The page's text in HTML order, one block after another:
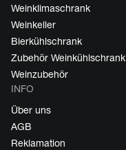
Weinklimaschrank
Weinkeller
Bierkühlschrank
Zubehör Weinkühlschrank
Weinzubehör
INFO
Über uns
AGB
Reklamation